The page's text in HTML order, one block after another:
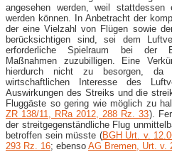
angesehen werden, weil
werden können. In Anbetracht der
der eine Vielzahl von Flügen sowie
berücksichtigen sind, sei dem
erforderliche Spielraum bei der
Maßnahmen zuzubilligen. Eine
hierdurch nicht zu besorgen,
wirtschaftlichen Interesse des
Auswirkungen des Streiks und die
Fluggäste so gering wie möglich zu
ZR 138/11, RRa 2012, 288 Rz. 33).
der streitgegenständliche Flug
betroffen sein müsste (BGH Urt. v.
293 Rz. 16; ebenso AG Bremen, Urt. v.